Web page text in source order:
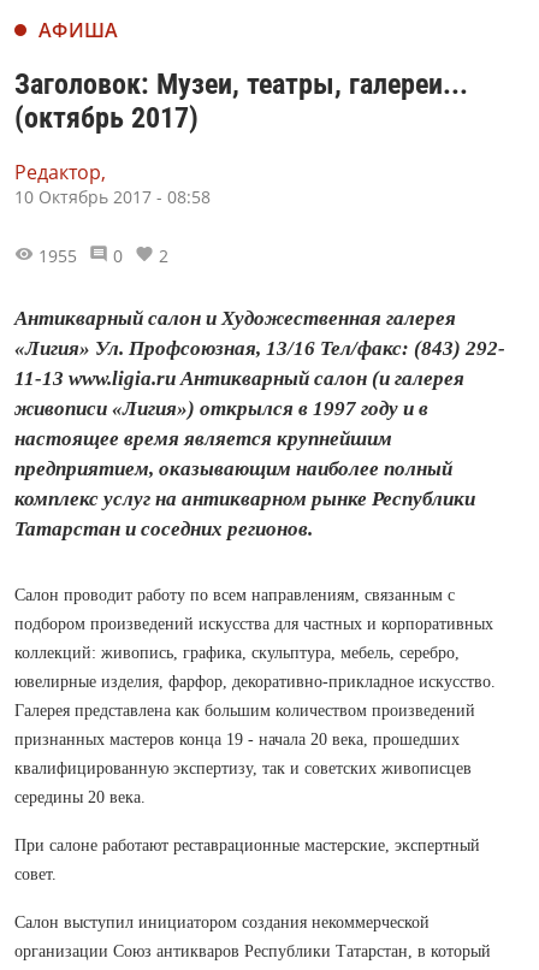
АФИША
Заголовок: Музеи, театры, галереи...
(октябрь 2017)
Редактор,
10 Октябрь 2017 - 08:58
1955 0 2
Антикварный салон и Художественная галерея
«Лигия» Ул. Профсоюзная, 13/16 Тел/факс: (843) 292-
11-13 www.ligia.ru Антикварный салон (и галерея
живописи «Лигия») открылся в 1997 году и в
настоящее время является крупнейшим
предприятием, оказывающим наиболее полный
комплекс услуг на антикварном рынке Респуб­лики
Татарстан и соседних регионов.
Салон проводит работу по всем направлениям, связанным с
подбором произведений искусства для частных и корпоративных
коллекций: живопись, графика, скульп­тура, мебель, серебро,
ювелирные изделия, фарфор, декоративно‑прикладное искусство.
Галерея представлена как большим количеством произведений
признанных мастеров конца 19 - начала 20 века, прошедших
квалифицированную экспертизу, так и советских живописцев
середины 20 века.
При салоне работают реставрационные мастерские, экспертный
совет.
Салон выступил инициатором со­здания некоммерческой
организации Союз антикваров Респуб­лики Татарстан, в который